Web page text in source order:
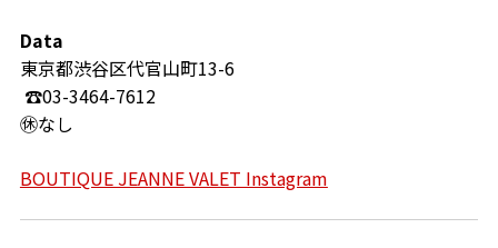
Data
東京都渋谷区代官山町13-6
☎03-3464-7612
㊡なし
BOUTIQUE JEANNE VALET Instagram